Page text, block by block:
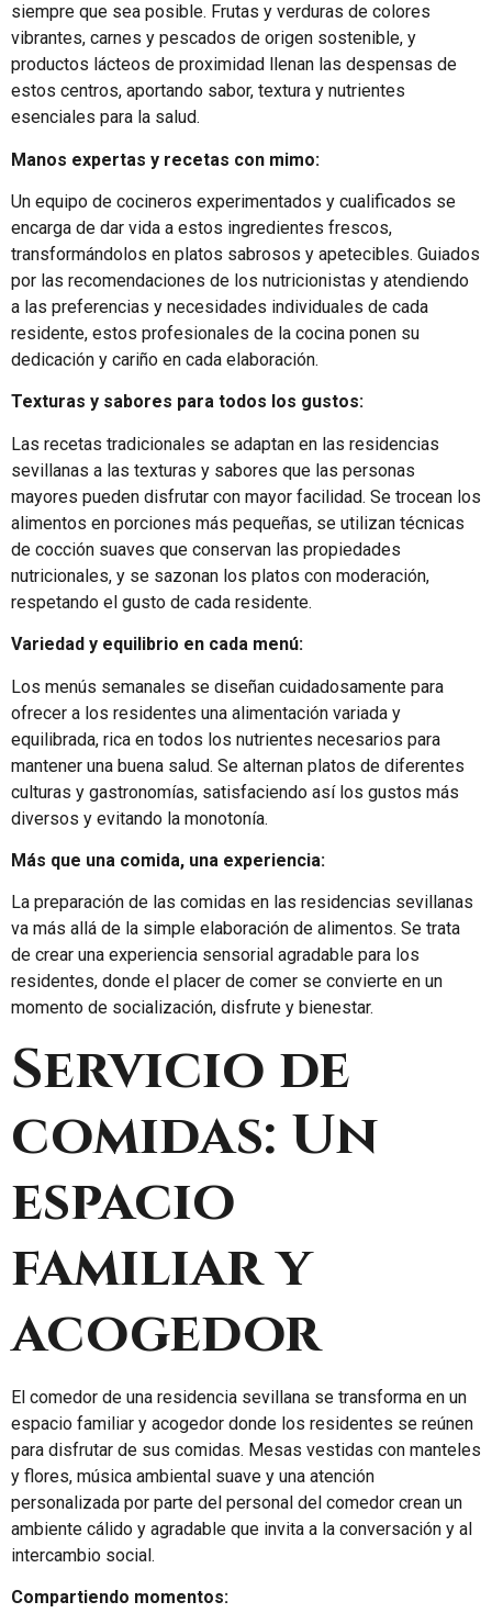
siempre que sea posible. Frutas y verduras de colores
vibrantes, carnes y pescados de origen sostenible, y
productos lácteos de proximidad llenan las despensas de
estos centros, aportando sabor, textura y nutrientes
esenciales para la salud.
Manos expertas y recetas con mimo:
Un equipo de cocineros experimentados y cualificados se
encarga de dar vida a estos ingredientes frescos,
transformándolos en platos sabrosos y apetecibles. Guiados
por las recomendaciones de los nutricionistas y atendiendo
a las preferencias y necesidades individuales de cada
residente, estos profesionales de la cocina ponen su
dedicación y cariño en cada elaboración.
Texturas y sabores para todos los gustos:
Las recetas tradicionales se adaptan en las residencias
sevillanas a las texturas y sabores que las personas
mayores pueden disfrutar con mayor facilidad. Se trocean los
alimentos en porciones más pequeñas, se utilizan técnicas
de cocción suaves que conservan las propiedades
nutricionales, y se sazonan los platos con moderación,
respetando el gusto de cada residente.
Variedad y equilibrio en cada menú:
Los menús semanales se diseñan cuidadosamente para
ofrecer a los residentes una alimentación variada y
equilibrada, rica en todos los nutrientes necesarios para
mantener una buena salud. Se alternan platos de diferentes
culturas y gastronomías, satisfaciendo así los gustos más
diversos y evitando la monotonía.
Más que una comida, una experiencia:
La preparación de las comidas en las residencias sevillanas
va más allá de la simple elaboración de alimentos. Se trata
de crear una experiencia sensorial agradable para los
residentes, donde el placer de comer se convierte en un
momento de socialización, disfrute y bienestar.
Servicio de
comidas: Un
espacio
familiar y
acogedor
El comedor de una residencia sevillana se transforma en un
espacio familiar y acogedor donde los residentes se reúnen
para disfrutar de sus comidas. Mesas vestidas con manteles
y flores, música ambiental suave y una atención
personalizada por parte del personal del comedor crean un
ambiente cálido y agradable que invita a la conversación y al
intercambio social.
Compartiendo momentos: